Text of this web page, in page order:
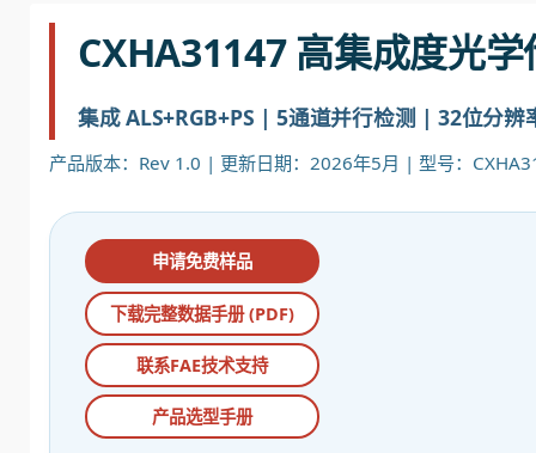
CXHA31147 高集成度光
集成 ALS+RGB+PS | 5通道并行检测 | 32位分
产品版本：Rev 1.0 | 更新日期：2026年5月 | 型号：
申请免费样品
下载完整数据手册 (PDF)
联系FAE技术支持
产品选型手册